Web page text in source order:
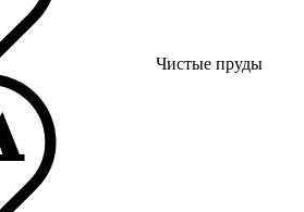
Чистые пруды